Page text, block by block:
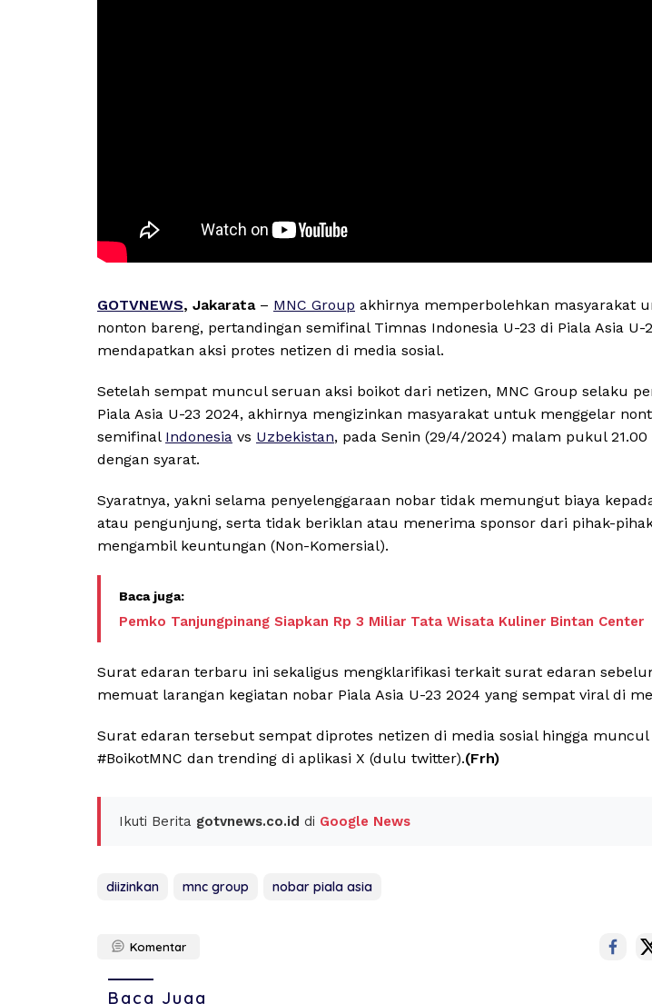
GOTVNEWS, Jakarata– MNC Group akhirnya memperbolehkan masyarakat
nonton bareng, pertandingan semifinal Timnas Indonesia U-23 di Piala Asia U-
mendapatkan aksi protes netizen di media sosial.
Setelah sempat muncul seruan aksi boikot dari netizen, MNC Group selaku
Piala Asia U-23 2024, akhirnya mengizinkan masyarakat untuk menggelar
semifinal Indonesia vs Uzbekistan, pada Senin (29/4/2024) malam pukul 21.00
dengan syarat.
Syaratnya, yakni selama penyelenggaraan nobar tidak memungut biaya
atau pengunjung, serta tidak beriklan atau menerima sponsor dari pihak-
mengambil keuntungan (Non-Komersial).
Pemko Tanjungpinang Siapkan Rp 3 Miliar Tata Wisata Kuliner Bintan Center
Surat edaran terbaru ini sekaligus mengklarifikasi terkait surat edaran
memuat larangan kegiatan nobar Piala Asia U-23 2024 yang sempat viral di
Surat edaran tersebut sempat diprotes netizen di media sosial hingga muncul
#BoikotMNC dan trending di aplikasi X (dulu twitter).(Frh)
Ikuti Berita gotvnews.co.id di Google News
diizinkan mnc group nobar piala asia
Komentar
Baca Juga